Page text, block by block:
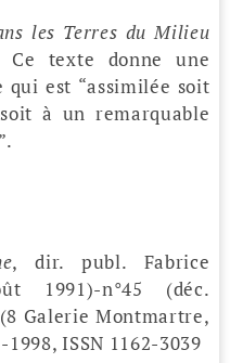
les Terres du Milieu
Ce texte donne une
est “assimilée soit
à un remarquable
, dir. publ. Fabrice
1991)-n°45 (déc.
Galerie Montmartre,
ISSN 1162-3039